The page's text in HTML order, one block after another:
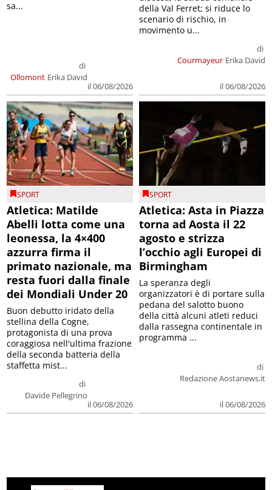
Ollomont
di
Erika David
il 06/08/2026
sa...
Courmayeur
di
Erika David
il 06/08/2026
della Val Ferret; si riduce lo
scenario di rischio, in
movimento u...
SPORT
Atletica: Matilde
Abelli lotta come una
leonessa, la 4×400
azzurra firma il
primato nazionale, ma
resta fuori dalla finale
dei Mondiali Under 20
di
Davide Pellegrino
il 06/08/2026
Buon debutto iridato della
stellina della Cogne,
protagonista di una prova
coraggiosa nell'ultima frazione
della seconda batteria della
staffetta mist...
SPORT
Atletica: Asta in Piazza
torna ad Aosta il 22
agosto e strizza
l’occhio agli Europei di
Birmingham
di
Redazione Aostanews.it
il 06/08/2026
La speranza degli
organizzatori è di portare sulla
pedana del salotto buono
della città alcuni atleti reduci
dalla rassegna continentale in
programma ...